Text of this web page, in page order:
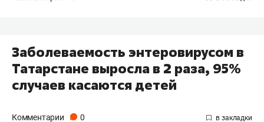
Заболеваемость энтеровирусом в
Татарстане выросла в 2 раза, 95%
случаев касаются детей
Комментарии 0